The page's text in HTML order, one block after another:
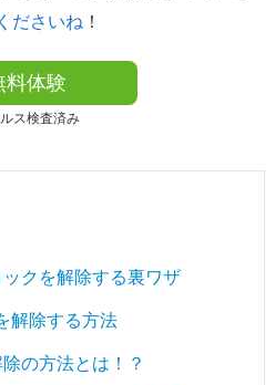
ださいね ！
料体験
ス検査済み
クを解除する裏ワザ
解除する方法
の方法とは！？